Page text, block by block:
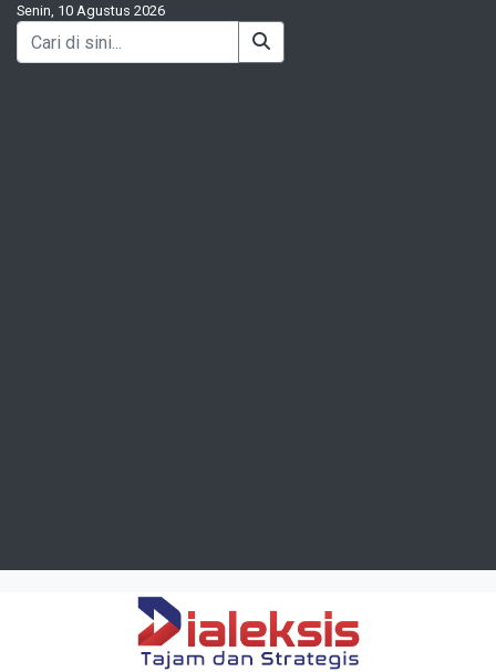
Senin, 10 Agustus 2026